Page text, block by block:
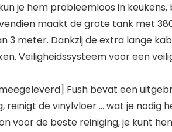
je hem probleemloos in
maakt de grote tank met
3 meter. Dankzij de extra lange
Veiligheidssysteem voor een
Fush bevat een
reinigt de vinylvloer … wat je nodig
voor de beste reiniging, je kunt